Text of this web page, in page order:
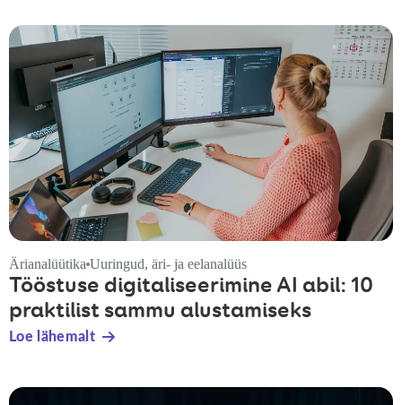
Ärianalüütika Uuringud, äri- ja eelanalüüs
Tööstuse digitaliseerimine AI abil: 10
praktilist sammu alustamiseks
Loe lähemalt